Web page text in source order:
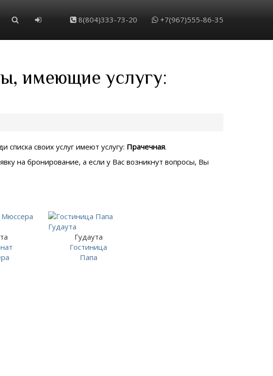
8(804)333-73-20 +7(967)555-86-35
имеющие услугу:
списка своих услуг имеют услугу: Прачечная.
на бронирование, а если у Вас возникнут вопросы, Вы
Гудаута
Гостиница
Папа